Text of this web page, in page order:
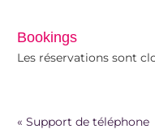
Bookings
Les réservations sont
« Support de téléphone